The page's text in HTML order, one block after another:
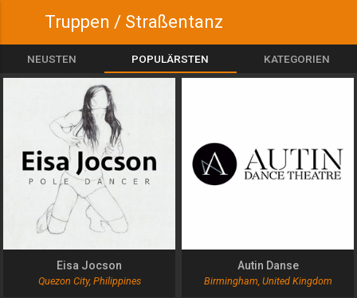
Truppen / Straßentanz
NEUSTEN POPULÄRSTEN KATEGORIEN
Eisa Jocson
Quezon City, Philippines
Autin Danse
Birmingham, United Kingdom